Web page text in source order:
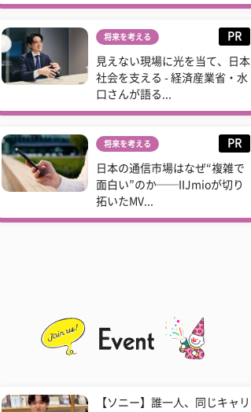
将来を考える PR
見えない現場に光を当て、日本
社会を支える - 経済産業省・水
口さんが語る...
将来を考える PR
日本の通信市場はなぜ“複雑で
面白い”のか──IIJmioが切り
拓いたMV...
【ソニー】誰一人、同じキャリ